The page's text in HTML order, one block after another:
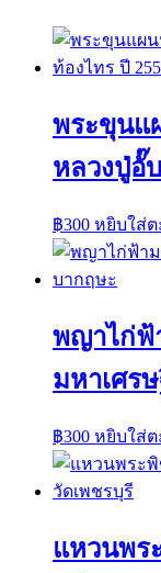
พระขุนแ
หลวงปู่อั๊
฿300 หยิบใส่ต
พญาไก่ฟ้
มหาเศร
฿300 หยิบใส่ต
แหวนพร